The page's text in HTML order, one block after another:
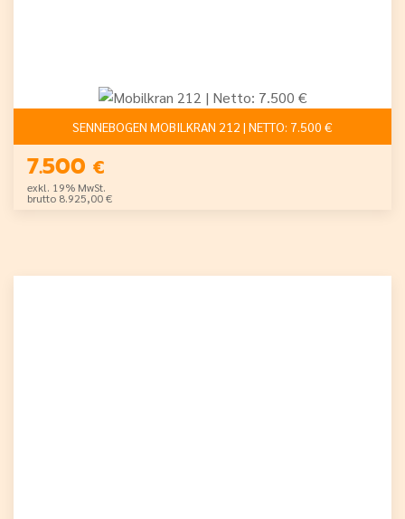
SENNEBOGEN MOBILKRAN 212 | NETTO: 7.500 €
7.500 €
exkl. 19% MwSt.
brutto 8.925,00 €